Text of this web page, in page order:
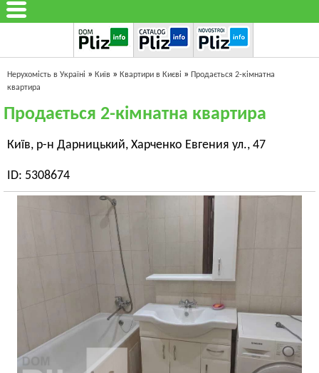
Нерухомість в Україні » Київ » Квартири в Києві » Продається 2-кімнатна
квартира
Продається 2-кімнатна квартира
Київ, р-н Дарницький, Харченко Евгения ул., 47
ID: 5308674